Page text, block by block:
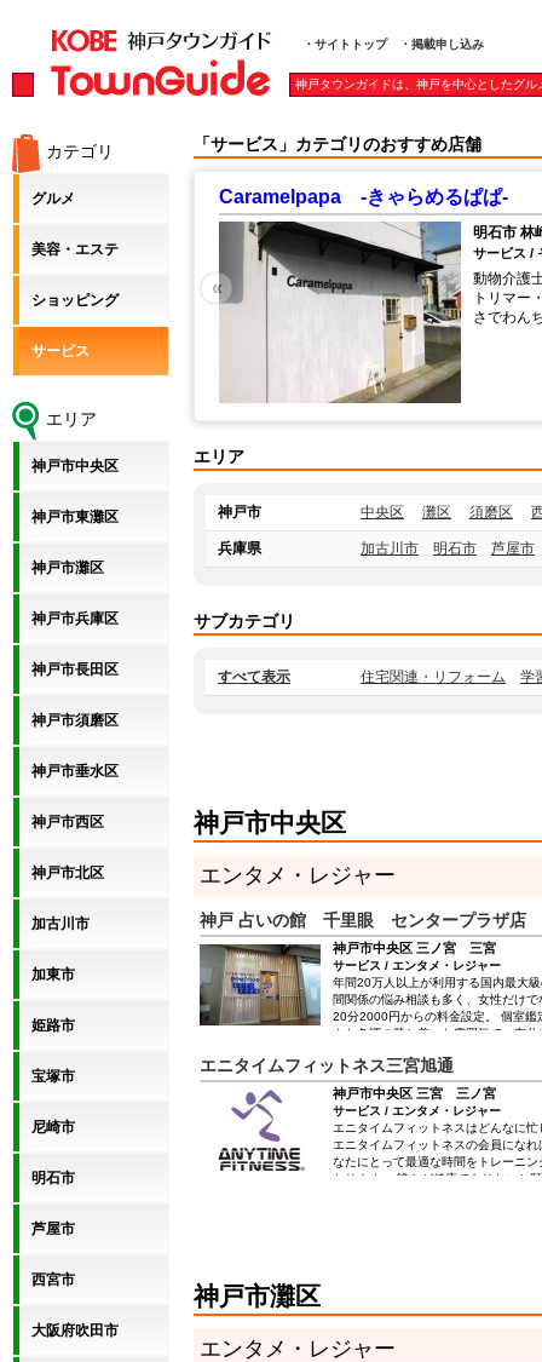
・サイトトップ ・掲載申し込み
神戸タウンガイドは、神戸を中心としたグ
カテゴリ
グルメ
美容・エステ
ショッピング
サービス
エリア
神戸市中央区
神戸市東灘区
神戸市灘区
神戸市兵庫区
神戸市長田区
神戸市須磨区
神戸市垂水区
神戸市西区
神戸市北区
加古川市
加東市
姫路市
宝塚市
尼崎市
明石市
芦屋市
西宮市
大阪府吹田市
「サービス」カテゴリのおすすめ店舗
Caramelpapa -きゃらめるぱぱ-
明石市 林
サービス /
動物介護
トリマー
さでわん
«
エリア
神戸市 中央区 灘区 須磨区
兵庫県 加古川市 明石市 芦屋市
サブカテゴリ
すべて表示 住宅関連・リフォーム 学
神戸市中央区
エンタメ・レジャー
神戸 占いの館 千里眼 センタープラザ店
神戸市中央区 三ノ宮 三宮
サービス / エンタメ・レジャー
年間20万人以上が利用する国内最大
間関係の悩み相談も多く、女性だけ
20分2000円からの料金設定。 個室鑑
クな色調の落ち着いた雰囲気で、存
エニタイムフィットネス三宮旭通
神戸市中央区 三宮 三ノ宮
サービス / エンタメ・レジャー
エニタイムフィットネスはどんなに
エニタイムフィットネスの会員にな
なたにとって最適な時間をトレーニ
なります。 誰もが健康でありたいと
も追加料金なしで！ 家の近くでも、
神戸市灘区
エンタメ・レジャー